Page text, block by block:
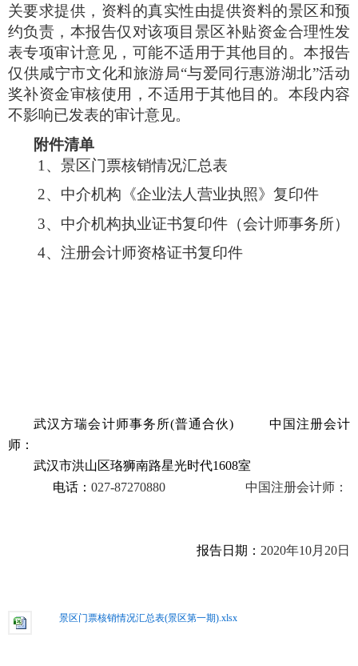
关要求提供，资料的真实性由提供资料的景区和预
约负责，本报告仅对该项目景区补贴资金合理性发
表专项审计意见，可能不适用于其他目的。本报告
仅供咸宁市文化和旅游局“与爱同行惠游湖北”活动
奖补资金审核使用，不适用于其他目的。本段内容
不影响已发表的审计意见。
附件清单
1 、景区门票核销情况汇总表
2、中介机构《企业法人营业执照》复印件
3、中介机构执业证书复印件（会计师事务所）
4、注册会计师资格证书复印件
武汉方瑞会计师事务所(普通合伙) 中国注册会计
师：
武汉市洪山区珞狮南路星光时代1608室
电话： 027-87270880 中国注册会计师：
报告日期： 2020年10月 20日
景区门票核销情况汇总表(景区第一期).xlsx